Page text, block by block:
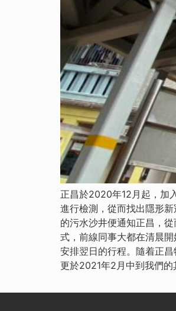
正昌於2020年12月起，加
進行檢測，從而找出隱形
的污水沙井便通知正昌，
式，前線同事大都在清晨
安排翌日的行程。隨着正
更於2021年2月中到我們的